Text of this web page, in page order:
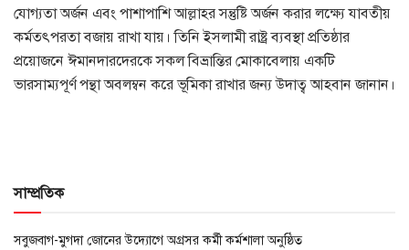
যোগ্যতা অর্জন এবং পাশাপাশি আল্লাহর সন্তুষ্টি অর্জন করার লক্ষ্যে যাবতীয়
কর্মতৎপরতা বজায় রাখা যায়। তিনি ইসলামী রাষ্ট্র ব্যবস্থা প্রতিষ্ঠার
প্রয়োজনে ঈমানদারদেরকে সকল বিভ্রান্তির মোকাবেলায় একটি
ভারসাম্যপূর্ণ পন্থা অবলম্বন করে ভূমিকা রাখার জন্য উদাত্ব আহবান জানান।
সাম্প্রতিক
সবুজবাগ-মুগদা জোনের উদ্যোগে অগ্রসর কর্মী কর্মশালা অনুষ্ঠিত